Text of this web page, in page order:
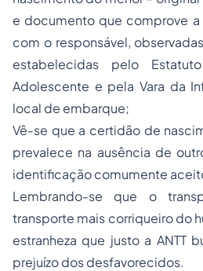
e documento que comprove a
com o responsável,
estabelecidas pelo
Adolescente e pela Vara da
local de embarque;
Vê-se que a certidão de
prevalece na ausência de
identificação comumente
Lembrando-se que o
transporte mais corriqueiro do
estranheza que justo a ANTT
prejuízo dos desfavorecidos.